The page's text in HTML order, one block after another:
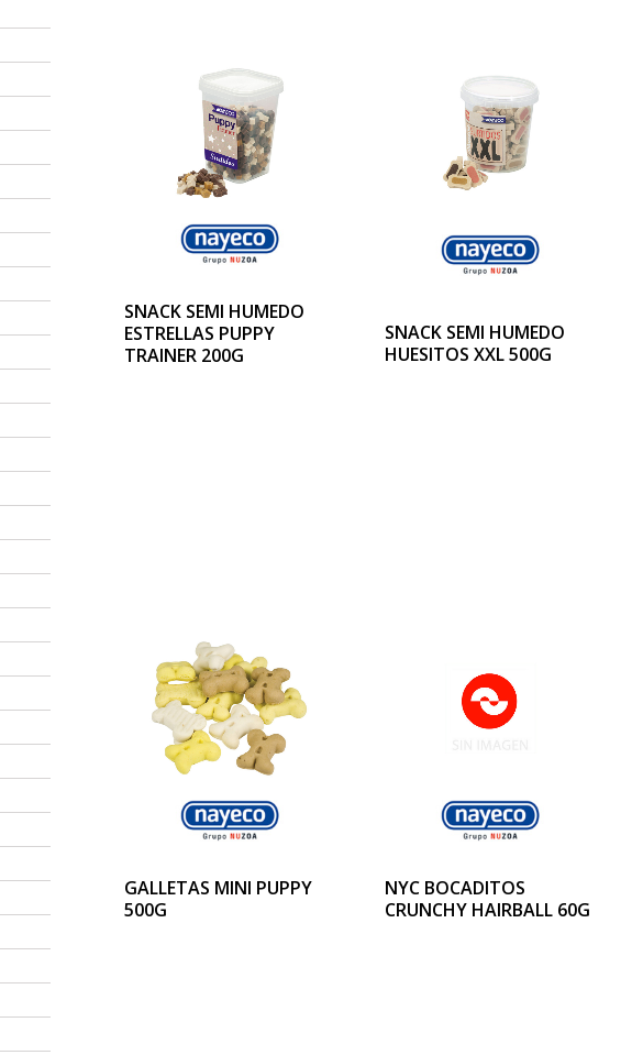
SNACK SEMI HUMEDO
ESTRELLAS PUPPY
TRAINER 200G
SNACK SEMI HUMEDO
HUESITOS XXL 500G
GALLETAS MINI PUPPY
500G
NYC BOCADITOS
CRUNCHY HAIRBALL 60G